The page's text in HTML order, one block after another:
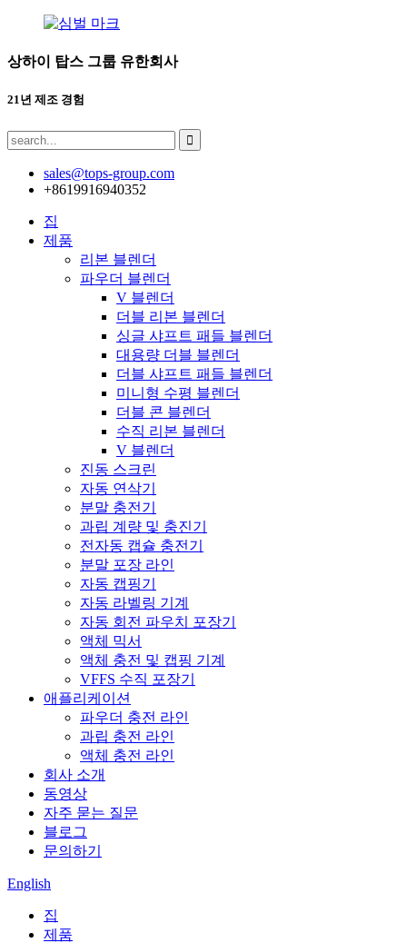
상하이 탑스 그룹 유한회사
21년 제조 경험
sales@tops-group.com
+8619916940352
집
제품
리본 블렌더
파우더 블렌더
V 블렌더
더블 리본 블렌더
싱글 샤프트 패들 블렌더
대용량 더블 블렌더
더블 샤프트 패들 블렌더
미니형 수평 블렌더
더블 콘 블렌더
수직 리본 블렌더
V 블렌더
진동 스크린
자동 연삭기
분말 충전기
과립 계량 및 충진기
전자동 캡슐 충전기
분말 포장 라인
자동 캡핑기
자동 라벨링 기계
자동 회전 파우치 포장기
액체 믹서
액체 충전 및 캡핑 기계
VFFS 수직 포장기
애플리케이션
파우더 충전 라인
과립 충전 라인
액체 충전 라인
회사 소개
동영상
자주 묻는 질문
블로그
문의하기
English
집
제품